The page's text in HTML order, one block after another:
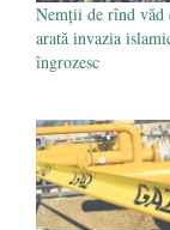
Nemții de rînd văd
arată invazia
îngrozesc